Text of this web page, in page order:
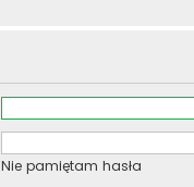
Nie pamiętam hasła